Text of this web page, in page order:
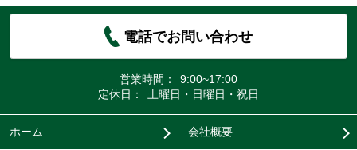
電話でお問い合わせ
営業時間：
9:00~17:00
定休日：
土曜日・日曜日・祝日
ホーム 会社概要